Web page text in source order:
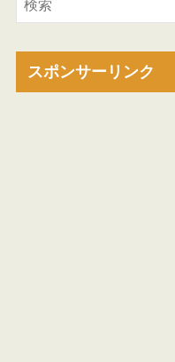
スポンサーリンク